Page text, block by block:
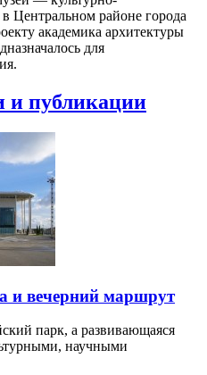
Центральном районе города
академика архитектуры
для
и публикации
и вечерний маршрут
парк, а развивающаяся
научными